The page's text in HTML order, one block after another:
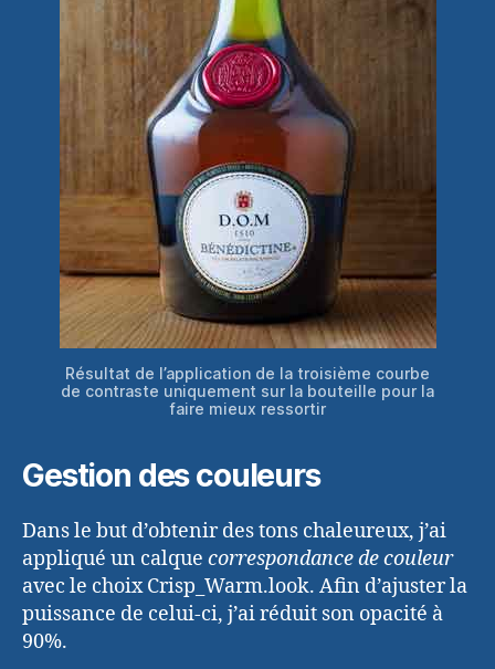
Résultat de l’application de la troisième courbe
de contraste uniquement sur la bouteille pour la
faire mieux ressortir
Gestion des couleurs
Dans le but d’obtenir des tons chaleureux, j’ai
appliqué un calque correspondance de couleur
avec le choix Crisp_Warm.look. Afin d’ajuster la
puissance de celui-ci, j’ai réduit son opacité à
90%.